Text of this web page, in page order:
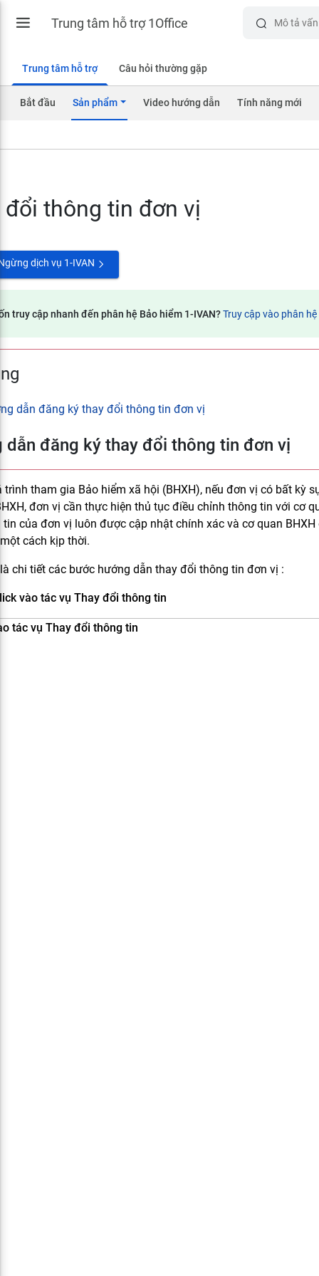
Trung tâm hỗ trợ 1Office
Trung tâm hỗ trợ Câu hỏi thường gặp
Bắt đầu Sản phẩm Video hướng dẫn Tính năng mới
đổi thông tin đơn vị
dịch vụ 1-IVAN
truy cập nhanh đến phân hệ Bảo hiểm 1-IVAN?Truy cập vào phân
dẫn đăng ký thay đổi thông tin đơn vị
dẫn đăng ký thay đổi thông tin đơn vị
trình tham gia Bảo hiểm xã hội (BHXH), nếu đơn vị có bất kỳ
đơn vị cần thực hiện thủ tục điều chỉnh thông tin với cơ
của đơn vị luôn được cập nhật chính xác và cơ quan
cách kịp thời.
chi tiết các bước hướng dẫn thay đổi thông tin đơn vị :
vào tác vụ Thay đổi thông tin